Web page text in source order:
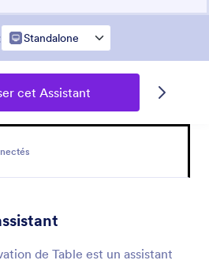
Standalone
cet Assistant
de Table est un assistant